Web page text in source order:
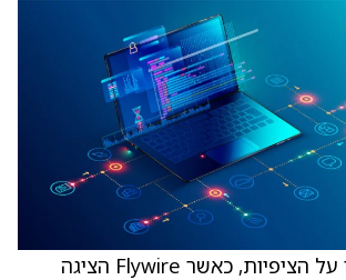
התוצאות התעלו על הציפיות, כאשר Flywire הציגה